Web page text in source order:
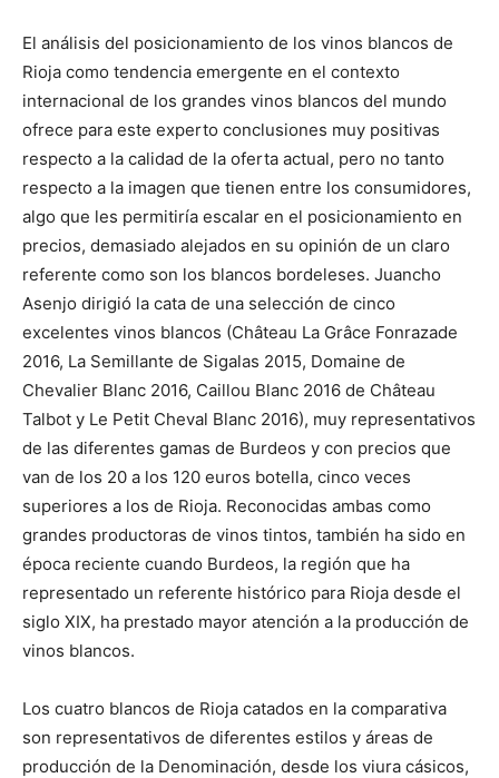
El análisis del posicionamiento de los vinos blancos de
Rioja como tendencia emergente en el contexto
internacional de los grandes vinos blancos del mundo
ofrece para este experto conclusiones muy positivas
respecto a la calidad de la oferta actual, pero no tanto
respecto a la imagen que tienen entre los consumidores,
algo que les permitiría escalar en el posicionamiento en
precios, demasiado alejados en su opinión de un claro
referente como son los blancos bordeleses. Juancho
Asenjo dirigió la cata de una selección de cinco
excelentes vinos blancos (Château La Grâce Fonrazade
2016, La Semillante de Sigalas 2015, Domaine de
Chevalier Blanc 2016, Caillou Blanc 2016 de Château
Talbot y Le Petit Cheval Blanc 2016), muy representativos
de las diferentes gamas de Burdeos y con precios que
van de los 20 a los 120 euros botella, cinco veces
superiores a los de Rioja. Reconocidas ambas como
grandes productoras de vinos tintos, también ha sido en
época reciente cuando Burdeos, la región que ha
representado un referente histórico para Rioja desde el
siglo XIX, ha prestado mayor atención a la producción de
vinos blancos.
Los cuatro blancos de Rioja catados en la comparativa
son representativos de diferentes estilos y áreas de
producción de la Denominación, desde los viura cásicos,